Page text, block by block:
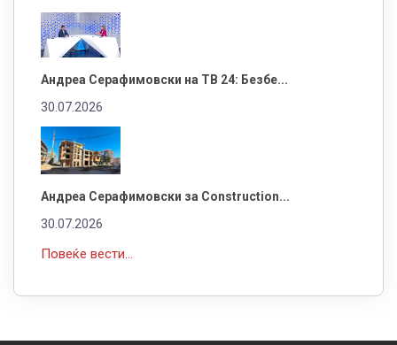
Андреа Серафимовски на ТВ 24: Безбе...
30.07.2026
Андреа Серафимовски за Construction...
30.07.2026
Повеќе вести...